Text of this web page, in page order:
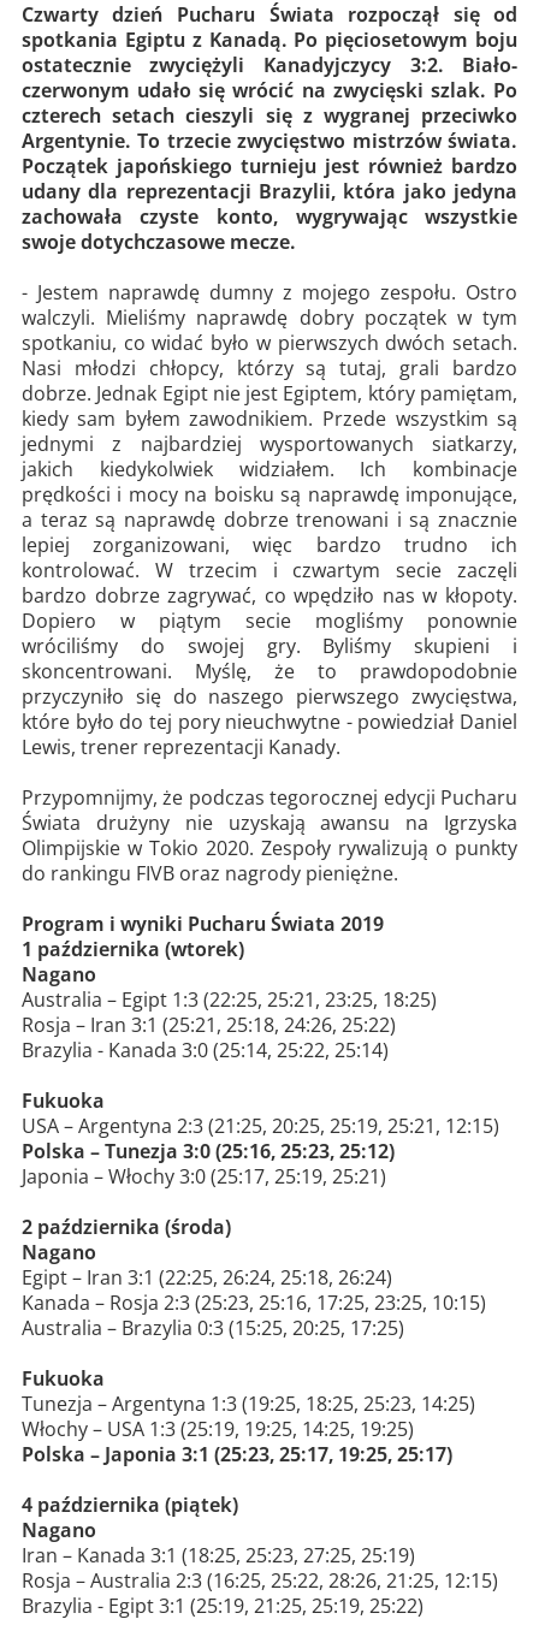
Czwarty dzień Pucharu Świata rozpoczął się od
spotkania Egiptu z Kanadą. Po pięciosetowym boju
ostatecznie zwyciężyli Kanadyjczycy 3:2. Biało-
czerwonym udało się wrócić na zwycięski szlak. Po
czterech setach cieszyli się z wygranej przeciwko
Argentynie. To trzecie zwycięstwo mistrzów świata.
Początek japońskiego turnieju jest również bardzo
udany dla reprezentacji Brazylii, która jako jedyna
zachowała czyste konto, wygrywając wszystkie
swoje dotychczasowe mecze.
- Jestem naprawdę dumny z mojego zespołu. Ostro
walczyli. Mieliśmy naprawdę dobry początek w tym
spotkaniu, co widać było w pierwszych dwóch setach.
Nasi młodzi chłopcy, którzy są tutaj, grali bardzo
dobrze. Jednak Egipt nie jest Egiptem, który pamiętam,
kiedy sam byłem zawodnikiem. Przede wszystkim są
jednymi z najbardziej wysportowanych siatkarzy,
jakich kiedykolwiek widziałem. Ich kombinacje
prędkości i mocy na boisku są naprawdę imponujące,
a teraz są naprawdę dobrze trenowani i są znacznie
lepiej zorganizowani, więc bardzo trudno ich
kontrolować. W trzecim i czwartym secie zaczęli
bardzo dobrze zagrywać, co wpędziło nas w kłopoty.
Dopiero w piątym secie mogliśmy ponownie
wróciliśmy do swojej gry. Byliśmy skupieni i
skoncentrowani. Myślę, że to prawdopodobnie
przyczyniło się do naszego pierwszego zwycięstwa,
które było do tej pory nieuchwytne - powiedział Daniel
Lewis, trener reprezentacji Kanady.
Przypomnijmy, że podczas tegorocznej edycji Pucharu
Świata drużyny nie uzyskają awansu na Igrzyska
Olimpijskie w Tokio 2020. Zespoły rywalizują o punkty
do rankingu FIVB oraz nagrody pieniężne.
Program i wyniki Pucharu Świata 2019
1 października (wtorek)
Nagano
Australia – Egipt 1:3 (22:25, 25:21, 23:25, 18:25)
Rosja – Iran 3:1 (25:21, 25:18, 24:26, 25:22)
Brazylia - Kanada 3:0 (25:14, 25:22, 25:14)
Fukuoka
USA – Argentyna 2:3 (21:25, 20:25, 25:19, 25:21, 12:15)
Polska – Tunezja 3:0 (25:16, 25:23, 25:12)
Japonia – Włochy 3:0 (25:17, 25:19, 25:21)
2 października (środa)
Nagano
Egipt – Iran 3:1 (22:25, 26:24, 25:18, 26:24)
Kanada – Rosja 2:3 (25:23, 25:16, 17:25, 23:25, 10:15)
Australia – Brazylia 0:3 (15:25, 20:25, 17:25)
Fukuoka
Tunezja – Argentyna 1:3 (19:25, 18:25, 25:23, 14:25)
Włochy – USA 1:3 (25:19, 19:25, 14:25, 19:25)
Polska – Japonia 3:1 (25:23, 25:17, 19:25, 25:17)
4 października (piątek)
Nagano
Iran – Kanada 3:1 (18:25, 25:23, 27:25, 25:19)
Rosja – Australia 2:3 (16:25, 25:22, 28:26, 21:25, 12:15)
Brazylia - Egipt 3:1 (25:19, 21:25, 25:19, 25:22)